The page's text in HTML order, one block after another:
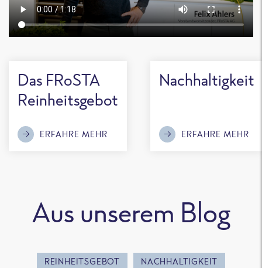
Das FRoSTA
Reinheitsgebot
ERFAHRE MEHR
Nachhaltigkeit
ERFAHRE MEHR
Aus unserem Blog
REINHEITSGEBOT NACHHALTIGKEIT